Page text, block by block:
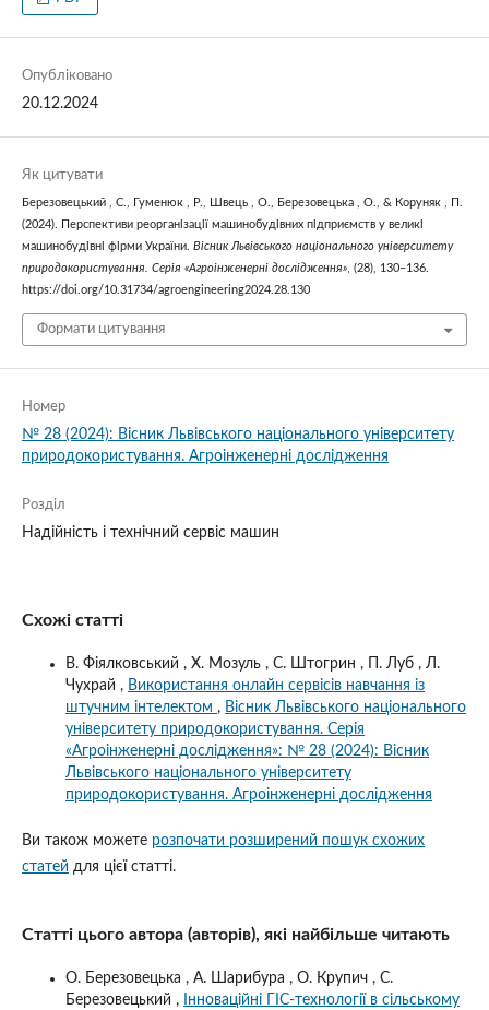
Опубліковано
20.12.2024
Як цитувати
Березовецький , С., Гуменюк , Р., Швець , О., Березовецька , О., & Коруняк , П.
(2024). Перспективи реорганізації машинобудівних підприємств у великі
машинобудівні фірми України. Вісник Львівського національного університету
природокористування. Серія «Агроінженерні дослідження», (28), 130–136.
https://doi.org/10.31734/agroengineering2024.28.130
Формати цитування
Номер
№ 28 (2024): Вісник Львівського національного університету
природокористування. Агроінженерні дослідження
Розділ
Надійність і технічний сервіс машин
Схожі статті
В. Фіялковський , Х. Мозуль , С. Штогрин , П. Луб , Л.
Чухрай , Використання онлайн сервісів навчання із
штучним інтелектом , Вісник Львівського національного
університету природокористування. Серія
«Агроінженерні дослідження»: № 28 (2024): Вісник
Львівського національного університету
природокористування. Агроінженерні дослідження
Ви також можете розпочати розширений пошук схожих
статей для цієї статті.
Статті цього автора (авторів), які найбільше читають
О. Березовецька , А. Шарибура , О. Крупич , С.
Березовецький ,
Інноваційні ГІС-технології в сільському